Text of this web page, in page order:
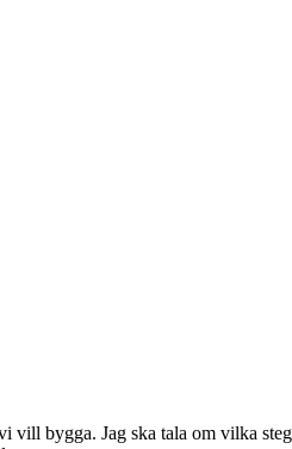
bygga. Jag ska tala om vilka